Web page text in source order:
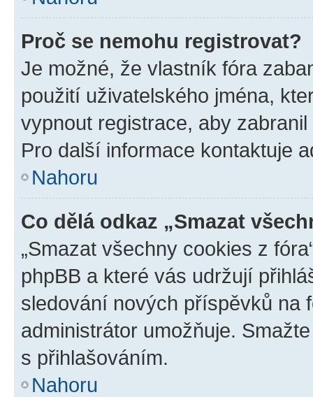
Proč se nemohu registrovat?
Je možné, že vlastník fóra
použití uživatelského jména,
vypnout registrace, aby
Pro další informace kontaktuje
Nahoru
Co dělá odkaz „Smazat
„Smazat všechny cookies z
phpBB a které vás udržují
sledování nových příspěvků na
administrátor umožňuje.
s přihlašováním.
Nahoru